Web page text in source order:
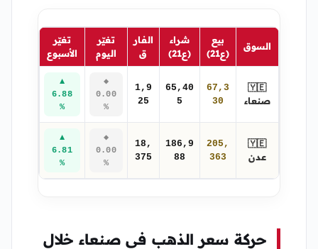
السوق
بيع
(ع21)
شراء
(ع21)
الفار
ق
تغيّر
اليوم
تغيّر
الأسبوع
🇾🇪
صنعاء
67,3
30
65,40
5
1,9
25
◆
0.00
%
▲
6.88
%
🇾🇪
عدن
205,
363
186,9
88
18,
375
◆
0.00
%
▲
6.81
%
حركة سعر الذهب في صنعاء خلال